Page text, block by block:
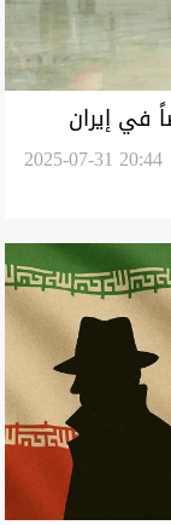
وشخصاً في إيران
2025-07-31 20:44